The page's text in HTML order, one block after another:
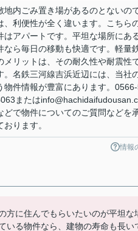
地内ごみ置き場があるのとないの
、利便性が全く違います。こちら
はアパートです。平坦な場所にあ
なら毎日の移動も快適です。軽量
メリットは、その耐久性や耐震性
。名鉄三河線吉浜近辺には、当社
物件情報が豊富にあります。
または
どで物件についてのご質問などを
おります。
情報
方に住んでもらいたいのが平坦な
いる物件なら、建物の寿命も長い